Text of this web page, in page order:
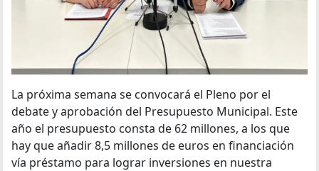
La próxima semana se convocará el Pleno por el
debate y aprobación del Presupuesto Municipal. Este
año el presupuesto consta de 62 millones, a los que
hay que añadir 8,5 millones de euros en financiación
vía préstamo para lograr inversiones en nuestra